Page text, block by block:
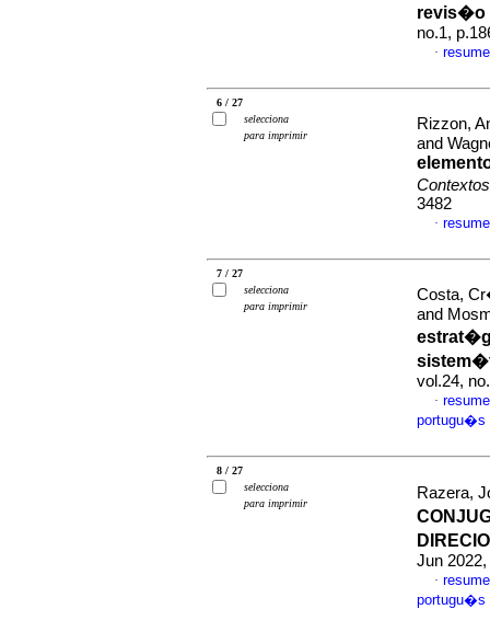
revis�o
no.1,
·
6 / 27
selecciona
para imprimir
Rizzon,
and
3482
·
7 / 27
selecciona
para imprimir
Costa,
and
vol.24,
·
portugu�s
8 / 27
selecciona
para imprimir
Razera,
Jun
·
portugu�s